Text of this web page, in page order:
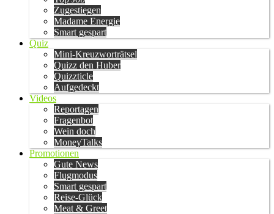
Zugestiegen
Madame Energie
Smart gespart
Quiz
Mini-Kreuzworträtsel
Quizz den Huber
Quizzticle
Aufgedeckt
Videos
Reportagen
Fragenbot
Wein doch
MoneyTalks
Promotionen
Gute News
Flugmodus
Smart gespart
Reise-Glück
Meat & Greet